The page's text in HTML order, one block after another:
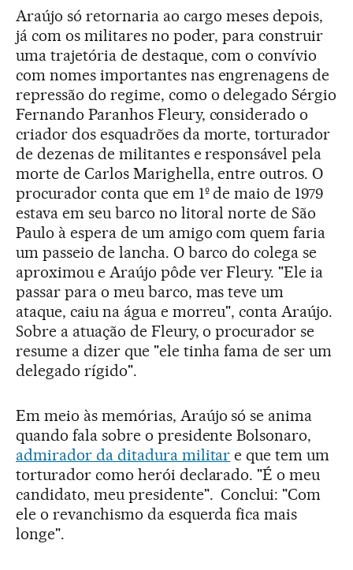
Araújo só retornaria ao cargo meses depois,
já com os militares no poder, para construir
uma trajetória de destaque, com o convívio
com nomes importantes nas engrenagens de
repressão do regime, como o delegado Sérgio
Fernando Paranhos Fleury, considerado o
criador dos esquadrões da morte, torturador
de dezenas de militantes e responsável pela
morte de Carlos Marighella, entre outros. O
procurador conta que em 1º de maio de 1979
estava em seu barco no litoral norte de São
Paulo à espera de um amigo com quem faria
um passeio de lancha. O barco do colega se
aproximou e Araújo pôde ver Fleury. "Ele ia
passar para o meu barco, mas teve um
ataque, caiu na água e morreu", conta Araújo.
Sobre a atuação de Fleury, o procurador se
resume a dizer que "ele tinha fama de ser um
delegado rígido".
Em meio às memórias, Araújo só se anima
quando fala sobre o presidente Bolsonaro,
admirador da ditadura militar e que tem um
torturador como herói declarado. "É o meu
candidato, meu presidente". Conclui: "Com
ele o revanchismo da esquerda fica mais
longe".